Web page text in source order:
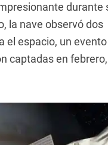
durante
la nave observó dos
el espacio, un evento
captadas en febrero,